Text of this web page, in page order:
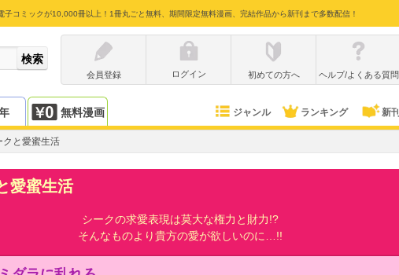
子コミックが10,000冊以上！1冊丸ごと無料、期間限定無料漫画、完結作品から新刊まで多数配信！
会員登録
ログイン 初めての方へ ヘルプ/よくある質問
無料漫画 ジャンル ランキング 新刊
クと愛蜜生活
愛蜜生活
シークの求愛表現は莫大な権力と財力!?
そんなものより貴方の愛が欲しいのに…!!